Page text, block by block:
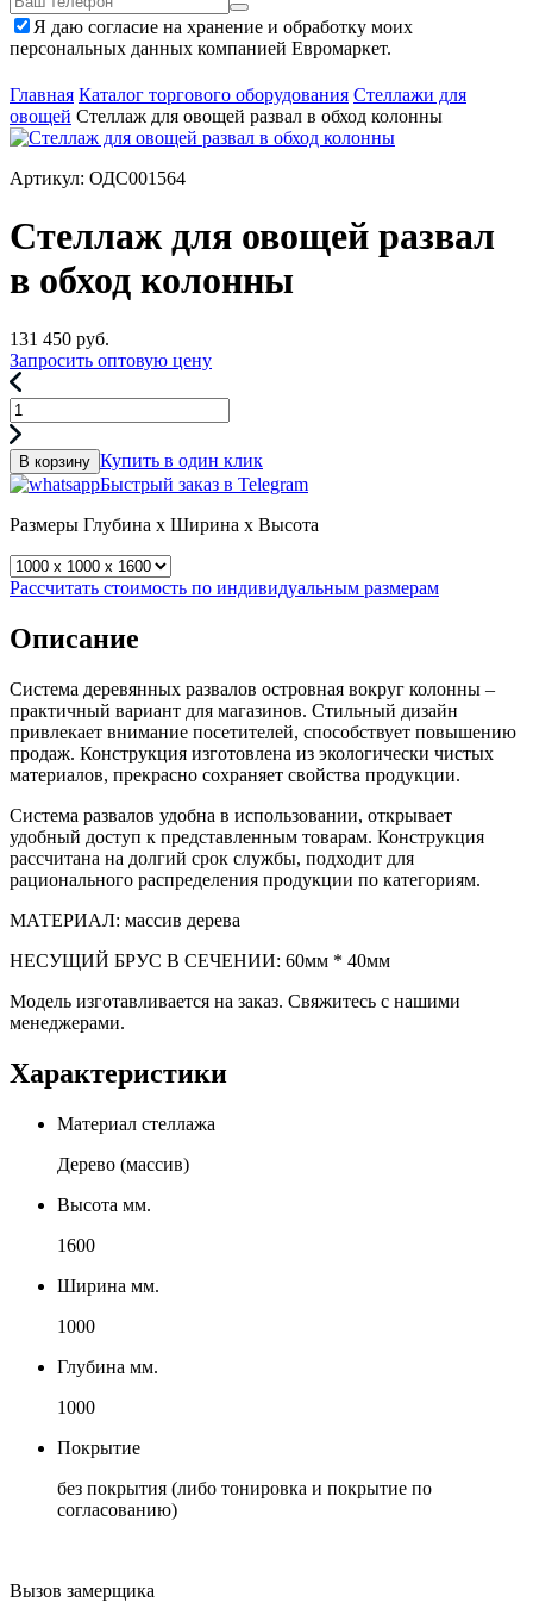
Я даю согласие на хранение и обработку моих
персональных данных компанией Евромаркет.
Главная Каталог торгового оборудования Стеллажи для
овощей Стеллаж для овощей развал в обход колонны
Артикул: ОДС001564
Стеллаж для овощей развал
в обход колонны
131 450 руб.
Запросить оптовую цену
В корзину Купить в один клик
Быстрый заказ в Telegram
Размеры Глубина x Ширина x Высота
Рассчитать стоимость по индивидуальным размерам
Описание
Система деревянных развалов островная вокруг колонны –
практичный вариант для магазинов. Стильный дизайн
привлекает внимание посетителей, способствует повышению
продаж. Конструкция изготовлена из экологически чистых
материалов, прекрасно сохраняет свойства продукции.
Система развалов удобна в использовании, открывает
удобный доступ к представленным товарам. Конструкция
рассчитана на долгий срок службы, подходит для
рационального распределения продукции по категориям.
МАТЕРИАЛ: массив дерева
НЕСУЩИЙ БРУС В СЕЧЕНИИ: 60мм * 40мм
Модель изготавливается на заказ. Свяжитесь с нашими
менеджерами.
Характеристики
Материал стеллажа
Дерево (массив)
Высота мм.
1600
Ширина мм.
1000
Глубина мм.
1000
Покрытие
без покрытия (либо тонировка и покрытие по
согласованию)
Вызов замерщика